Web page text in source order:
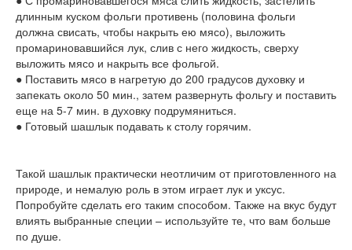
длинным куском фольги противень (половина фольги
должна свисать, чтобы накрыть ею мясо), выложить
промариновавшийся лук, слив с него жидкость, сверху
выложить мясо и накрыть все фольгой.
● Поставить мясо в нагретую до 200 градусов духовку и
запекать около 50 мин., затем развернуть фольгу и поставить
еще на 5-7 мин. в духовку подрумяниться.
● Готовый шашлык подавать к столу горячим.
Такой шашлык практически неотличим от приготовленного на
природе, и немалую роль в этом играет лук и уксус.
Попробуйте сделать его таким способом. Также на вкус будут
влиять выбранные специи – используйте те, что вам больше
по душе.